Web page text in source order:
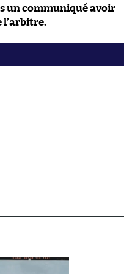
un communiqué avoir
l’arbitre.